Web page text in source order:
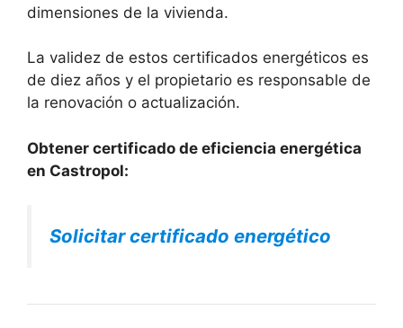
dimensiones de la vivienda.
La validez de estos certificados energéticos es
de diez años y el propietario es responsable de
la renovación o actualización.
Obtener certificado de eficiencia energética
en Castropol:
Solicitar certificado energético